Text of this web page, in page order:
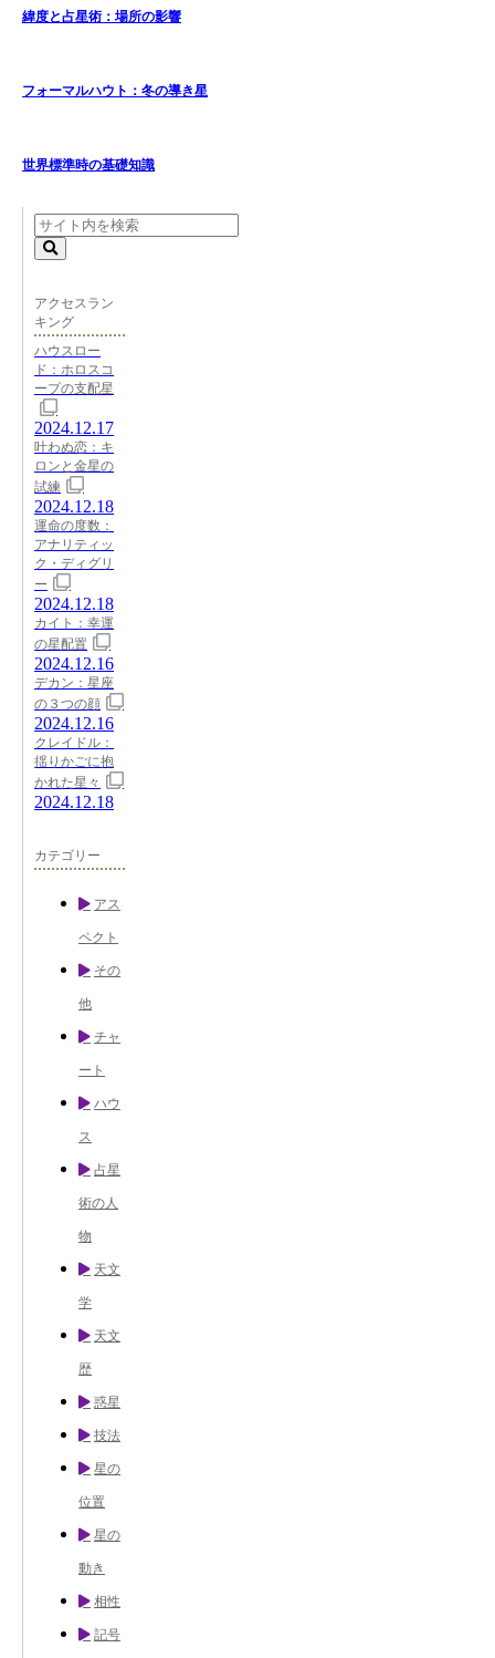
緯度と占星術：場所の影響
フォーマルハウト：冬の導き星
世界標準時の基礎知識
アクセスラン
キング
ハウスロー
ド：ホロスコ
ープの支配星
2024.12.17
叶わぬ恋：キ
ロンと金星の
試練
2024.12.18
運命の度数：
アナリティッ
ク・ディグリ
ー
2024.12.18
カイト：幸運
の星配置
2024.12.16
デカン：星座
の３つの顔
2024.12.16
クレイドル：
揺りかごに抱
かれた星々
2024.12.18
カテゴリー
アス
ペクト
その
他
チャ
ート
ハウ
ス
占星
術の人
物
天文
学
天文
歴
惑星
技法
星の
位置
星の
動き
相性
記号